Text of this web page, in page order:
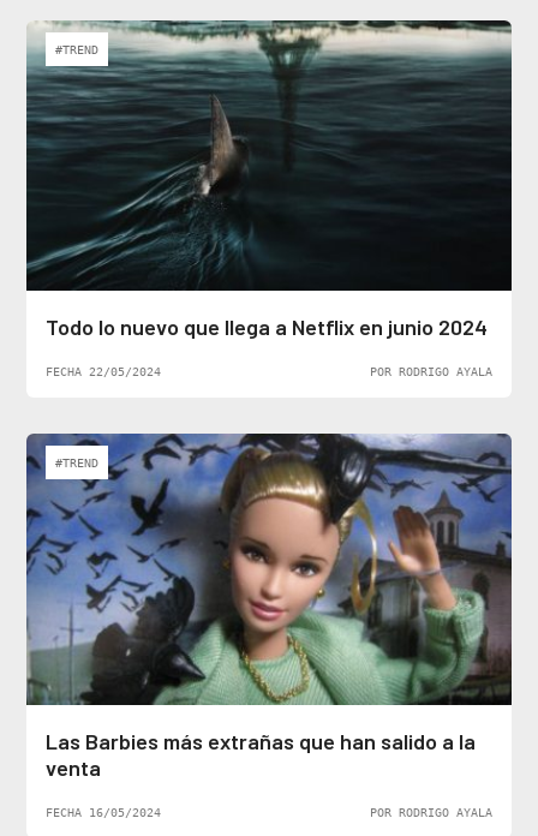
#TREND
Todo lo nuevo que llega a Netflix en junio 2024
FECHA 22/05/2024 POR RODRIGO AYALA
#TREND
Las Barbies más extrañas que han salido a la
venta
FECHA 16/05/2024 POR RODRIGO AYALA